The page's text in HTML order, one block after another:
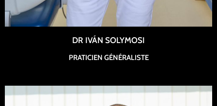
DR IVÁN SOLYMOSI
PRATICIEN GÉNÉRALISTE